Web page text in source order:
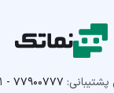
۰۲۱ -